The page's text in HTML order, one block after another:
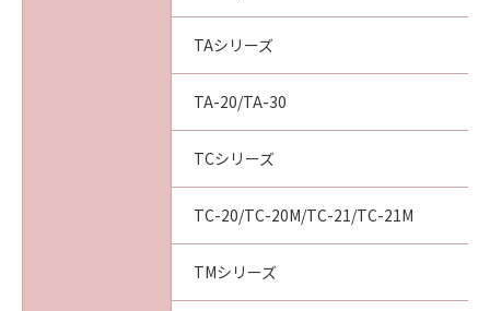
販売代理店及び販売店がかかる損害の可能性に
ついて知らされていた場合でも同様です。
売代理店及び販売店は、「本ソフトウエア」の
使用に起因または関連してお客様と第三者との
間に生じたいかなる紛争についても、一切責任
を負わないものとします。
(4) 以上が、「本ソフトウエア」に関するキヤノ
ン、キヤノンの関連会社、それらの販売代理店
及び販売店のすべての責任であり、お客様の唯
一の救済です。
TAシリーズ
TA-20/TA-30
TCシリーズ
TC-20/TC-20M/TC-21/TC-21M
TMシリーズ